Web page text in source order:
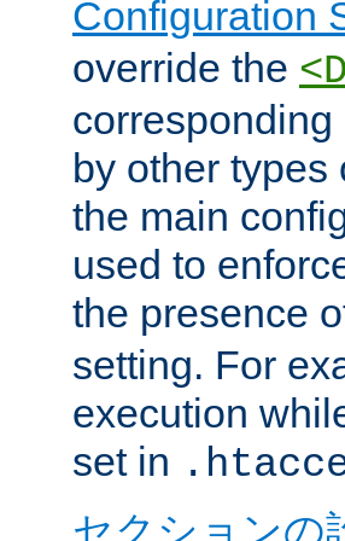
Configuration
override the
by other types
the main
used to
the presence
setting. For
execution
set in
セクションの